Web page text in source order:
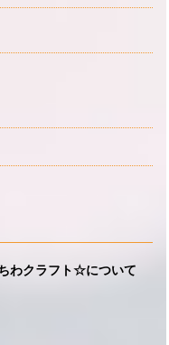
わクラフト☆について